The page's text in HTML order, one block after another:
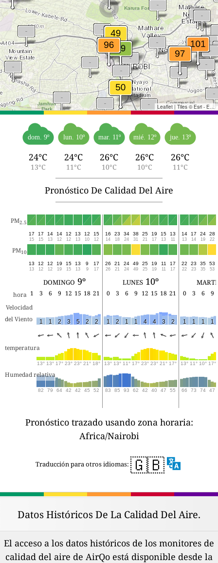
Leaflet | Tiles © Esri - Esri, DeLorme, NAVTEQ, TomTom, Intermap, iPC, USGS, FAO, NPS, NRCAN, GeoBase, Kadaster NL, Ordnance Survey, Esri Japan, METI, Esri China (Hong Kong), and the GIS User Community
dom. 9º
24°C
13°C
lun. 10º
24°C
11°C
mar. 11º
26°C
10°C
mié. 12º
26°C
10°C
jue. 13º
26°C
11°C
Pronóstico De Calidad Del Aire
PM2.5
17
15
17
15
14
13
14
12
12
12
13
13
12
10
15
12
16
14
23
18
34
24
38
31
25
21
19
17
15
13
13
11
14
13
17
14
24
19
28
22
PM10
13
13
12
12
12
12
19
19
15
15
13
13
9
9
17
17
26
26
21
21
24
24
49
49
25
25
19
19
11
11
17
17
22
22
23
23
35
35
53
53
domingo 9º lunes 10º
hora 1 3 6 9 12 15 18 21 0 3 6 9 12 15 18 21 0 3 6
9
Velocidad
del Viento
1 1 2 3 5 2 2 1 2 1 1 4 4 3 2 1 1 1 1
temperatura
13° 13° 17° 23° 23° 21° 18° 13° 13° 11° 17° 23° 23° 21° 17° 13° 11° 10° 17°
Humedad relativa
82 79 64 42 42 45 52 83 85 93 62 42 40 47 55 66 73 74 47
Pronóstico trazado usando zona horaria:
Africa/Nairobi
Traducción para otros idiomas: 🇬🇧
Datos Históricos De La Calidad Del Aire.
El acceso a los datos históricos de los monitores de
calidad del aire de AirQo está disponible desde la